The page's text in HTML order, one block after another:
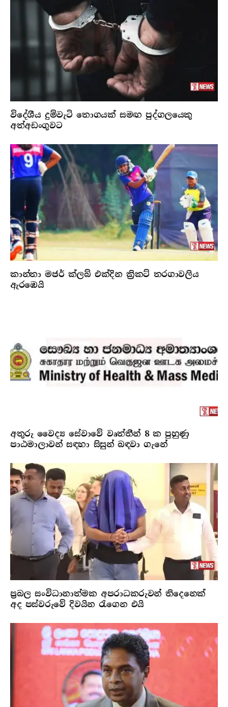
විදේශීය දුම්වැටි තොගයක් සමඟ පුද්ගලයෙකු
අත්අඩංගුවට
කාන්තා මජර් ක්ලබ් එක්දින ක්‍රිකට් තරගාවලිය
ඇරඹෙයි
අතුරු වෛද්‍ය සේවාවේ වෘත්තීන් 8 ක පුහුණු
පාඨමාලාවන් සඳහා සිසුන් බඳවා ගැනේ
ප්‍රබල සංවිධානාත්මක අපරාධකරුවන් තිදෙනෙක්
අද පස්වරුවේ දිවයින රැගෙන එයි